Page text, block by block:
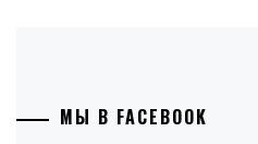
МЫ В FACEBOOK